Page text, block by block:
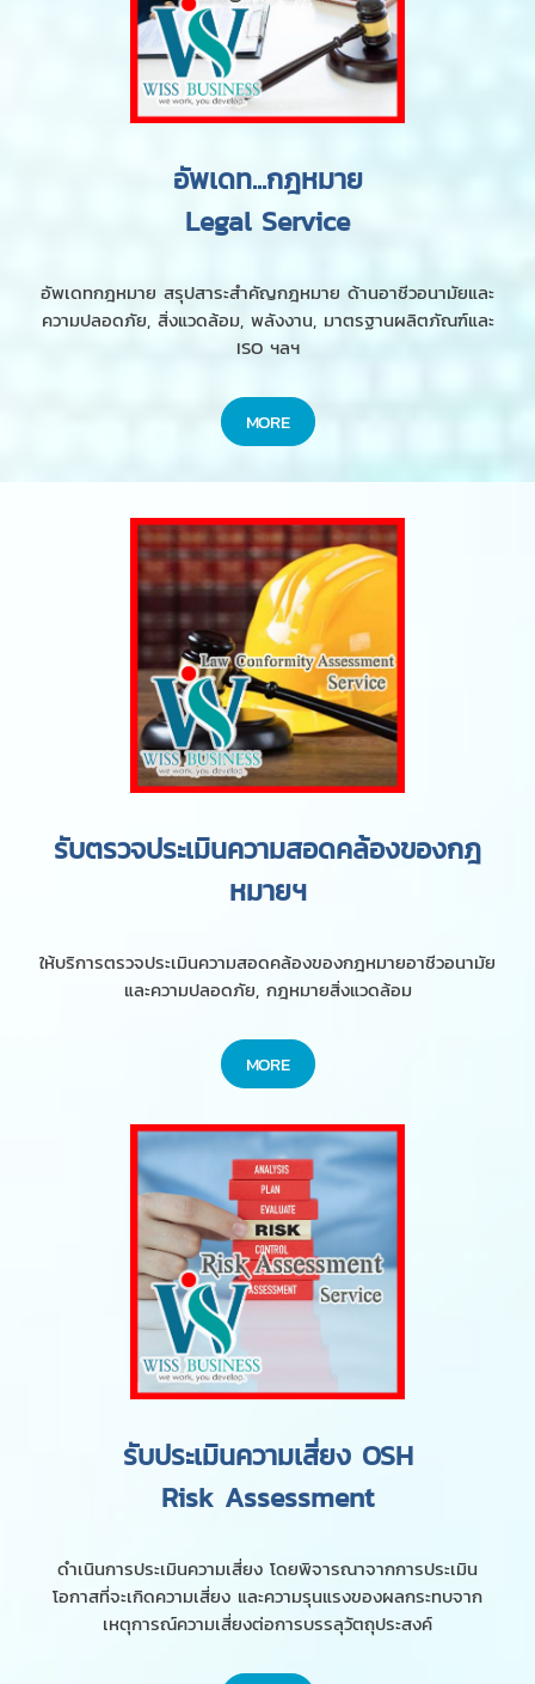
อัพเดท...กฎหมาย
Legal Service
อัพเดทกฎหมาย สรุปสาระสำคัญกฎหมาย ด้านอาชีวอนามัยและ
ความปลอดภัย, สิ่งแวดล้อม, พลังงาน, มาตรฐานผลิตภัณฑ์และ
ISO ฯลฯ
MORE
รับตรวจประเมินความสอดคล้องของกฎ
หมายฯ
ให้บริการตรวจประเมินความสอดคล้องของกฎหมายอาชีวอนามัย
และความปลอดภัย, กฎหมายสิ่งแวดล้อม
MORE
รับประเมินความเสี่ยง OSH
Risk Assessment
ดำเนินการประเมินความเสี่ยง โดยพิจารณาจากการประเมิน
โอกาสที่จะเกิดความเสี่ยง และความรุนแรงของผลกระทบจาก
เหตุการณ์ความเสี่ยงต่อการบรรลุวัตถุประสงค์